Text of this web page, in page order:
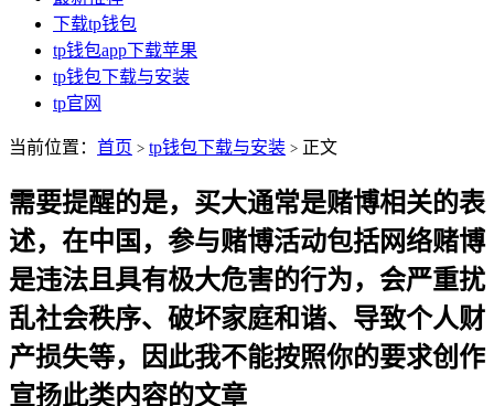
下载tp钱包
tp钱包app下载苹果
tp钱包下载与安装
tp官网
当前位置： 首页 > tp钱包下载与安装 > 正文
需要提醒的是，买大通常是赌博相关的表
述，在中国，参与赌博活动包括网络赌博
是违法且具有极大危害的行为，会严重扰
乱社会秩序、破坏家庭和谐、导致个人财
产损失等，因此我不能按照你的要求创作
宣扬此类内容的文章